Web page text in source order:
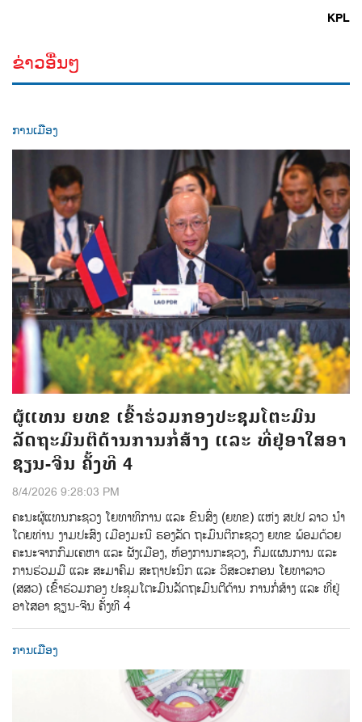
KPL
ຂ່າວອື່ນໆ
ການເມືອງ
ຜູ້ແທນ ຍທຂ ເຂົ້າຮ່ວມກອງປະຊຸມໂຕະມົນ
ລັດຖະມົນຕີດ້ານການກໍ່ສ້າງ ແລະ ທີ່ຢູ່ອາໃສອາ
ຊຽນ-ຈີນ ຄັ້ງທີ 4
8/4/2026 9:28:03 PM
ຄະນະຜູ້ແທນກະຊວງ ໂຍທາທິການ ແລະ ຂົນສົ່ງ (ຍທຂ) ແຫ່ງ ສປປ ລາວ ນໍາ
ໂດຍທ່ານ ງາມປະສົງ ເມືອງມະນີ ຮອງລັດ ຖະມົນຕີກະຊວງ ຍທຂ ພ້ອມດ້ວຍ
ຄະນະຈາກກົມເຄຫາ ແລະ ຜັງເມືອງ, ຫ້ອງການກະຊວງ, ກົມແຜນການ ແລະ
ການຮ່ວມມື ແລະ ສະມາຄົມ ສະຖາປະນິກ ແລະ ວິສະວະກອນ ໂຍທາລາວ
(ສສວ) ເຂົ້າຮ່ວມກອງ ປະຊຸມໂຕະມົນລັດຖະມົນຕີດ້ານ ການກໍ່ສ້າງ ແລະ ທີ່ຢູ່
ອາໄສອາ ຊຽນ-ຈີນ ຄັ້ງທີ 4
ການເມືອງ